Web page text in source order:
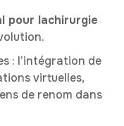
pour lachirurgie
: l’intégration de
virtuelles,
de renom dans